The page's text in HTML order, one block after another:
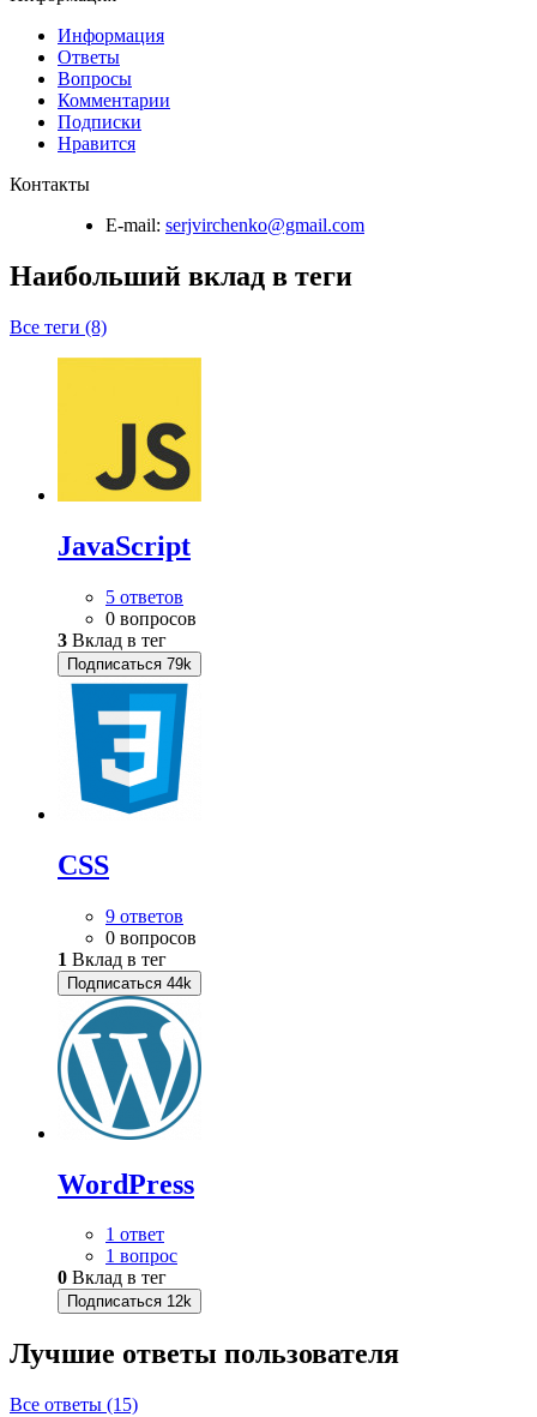
Информация
Ответы
Вопросы
Комментарии
Подписки
Нравится
Контакты
E-mail: serjvirchenko@gmail.com
Наибольший вклад в теги
Все теги (8)
JavaScript
5 ответов
0 вопросов
3 Вклад в тег
Подписаться 79k
CSS
9 ответов
0 вопросов
1 Вклад в тег
Подписаться 44k
WordPress
1 ответ
1 вопрос
0 Вклад в тег
Подписаться 12k
Лучшие ответы пользователя
Все ответы (15)